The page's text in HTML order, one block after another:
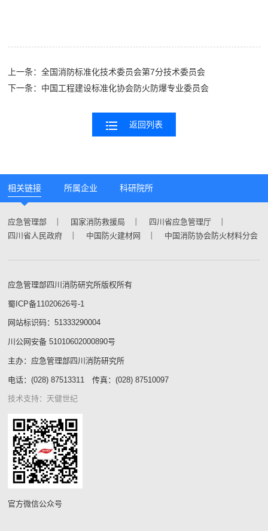
上一条：全国消防标准化技术委员会第7分技术委员会
下一条： 中国工程建设标准化协会防火防爆专业委员会
返回列表
相关链接 所属企业 科研院所
应急管理部 国家消防救援局
四川省应急管理厅
四川省人民政府
中国防火建材网 中国消防协会防火材料分会
应急管理部四川消防研究所版权所有
蜀ICP备11020626号-1
网站标识码：51333290004
川公网安备 51010602000890号
主办：应急管理部四川消防研究所
电话：(028) 87513311 传真：(028) 87510097
技术支持： 天健世纪
官方微信公众号